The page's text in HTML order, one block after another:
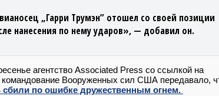
„Гарри Трумэн” отошел со своей позиции
нанесения по нему ударов», — добавил он.
агентство Associated Press со ссылкой на
командование Вооруженных сил США передавало,
сбили по ошибке дружественным огнем.